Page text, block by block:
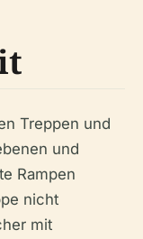
Treppen und
und
Rampen
nicht
mit